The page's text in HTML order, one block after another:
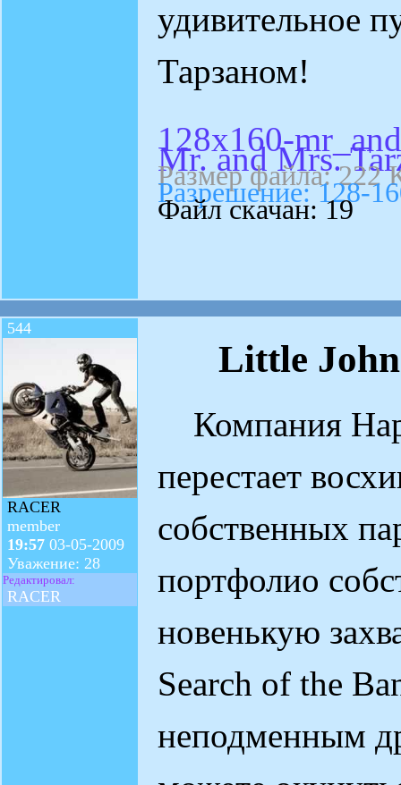
удивительное
Тарзаном!
128x160-
Mr. and Mrs.
Размер файла: 222
Разрешение: 128-
Файл скачан: 19
544
RACER
member
19:57 03-05-2009
Уважение: 28
Редактировал:
RACER
Little
Компания
перестает
собственных
портфолио
новенькую
Search of the
неподменным